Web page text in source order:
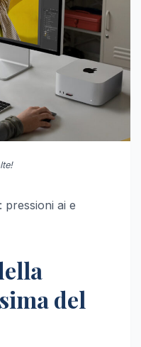
pressioni ai e
del